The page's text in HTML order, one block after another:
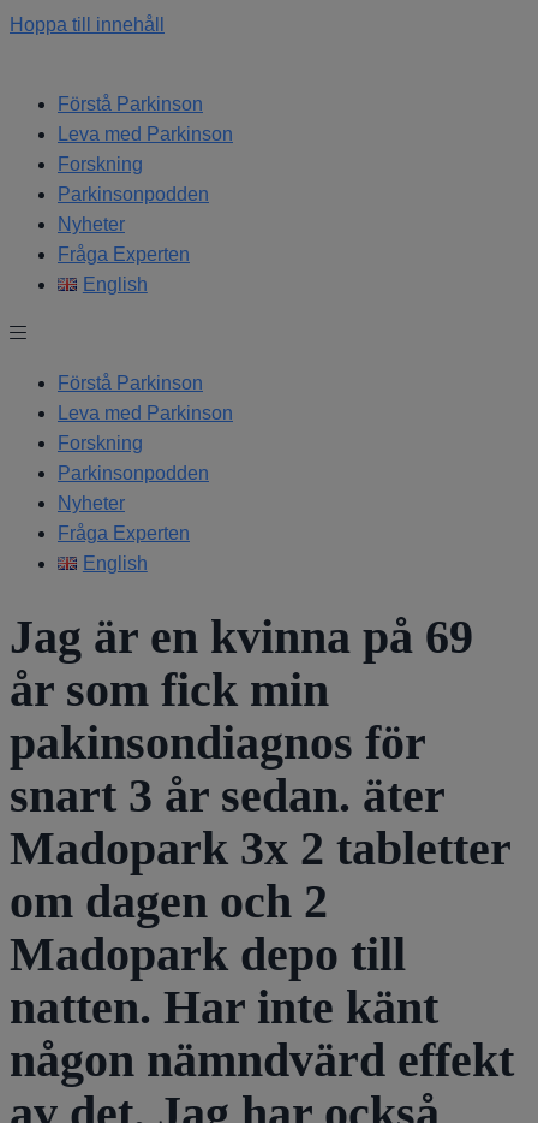
Hoppa till innehåll
Förstå Parkinson
Leva med Parkinson
Forskning
Parkinsonpodden
Nyheter
Fråga Experten
English
Förstå Parkinson
Leva med Parkinson
Forskning
Parkinsonpodden
Nyheter
Fråga Experten
English
Jag är en kvinna på 69
år som fick min
pakinsondiagnos för
snart 3 år sedan. äter
Madopark 3x 2 tabletter
om dagen och 2
Madopark depo till
natten. Har inte känt
någon nämndvärd effekt